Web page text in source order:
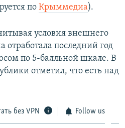
по Крыммедиа).
условия внешнего
отработала последний год
по 5-балльной шкале. В
отметил, что есть над
без VPN Follow us